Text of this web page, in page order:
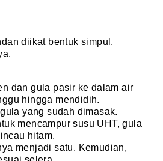
diikat bentuk simpul.
dan gula pasir ke dalam air
hingga mendidih.
yang sudah dimasak.
mencampur susu UHT, gula
hitam.
menjadi satu. Kemudian,